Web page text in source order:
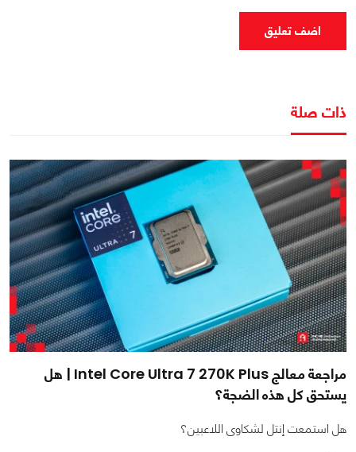
اضف تعليق
ذات صلة
مراجعة معالج Intel Core Ultra 7 270K Plus | هل
يستحق كل هذه الضجة؟
هل استمعت إنتل لشكاوى اللاعبين؟